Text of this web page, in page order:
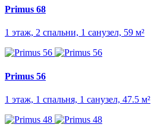
Primus 68
1 этаж, 2 спальни, 1 санузел, 59 м²
Primus 56
1 этаж, 1 спальня, 1 санузел, 47.5 м²